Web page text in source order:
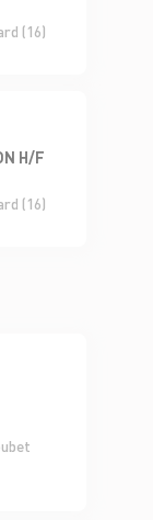
(16)
H/F
(16)